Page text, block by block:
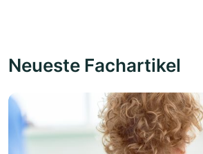
Neueste Fachartikel